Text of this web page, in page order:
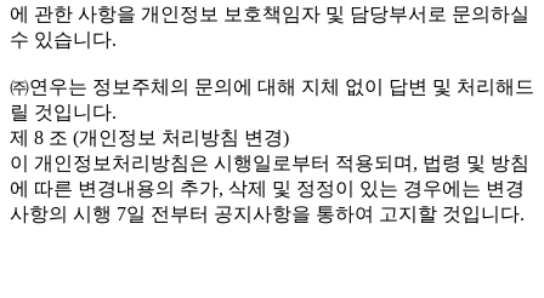
에 관한 사항을 개인정보 보호책임자 및 담당부서로 문의하실
수 있습니다.
㈜연우는 정보주체의 문의에 대해 지체 없이 답변 및 처리해드
릴 것입니다.
제 8 조 (개인정보 처리방침 변경)
이 개인정보처리방침은 시행일로부터 적용되며, 법령 및 방침
에 따른 변경내용의 추가, 삭제 및 정정이 있는 경우에는 변경
사항의 시행 7일 전부터 공지사항을 통하여 고지할 것입니다.